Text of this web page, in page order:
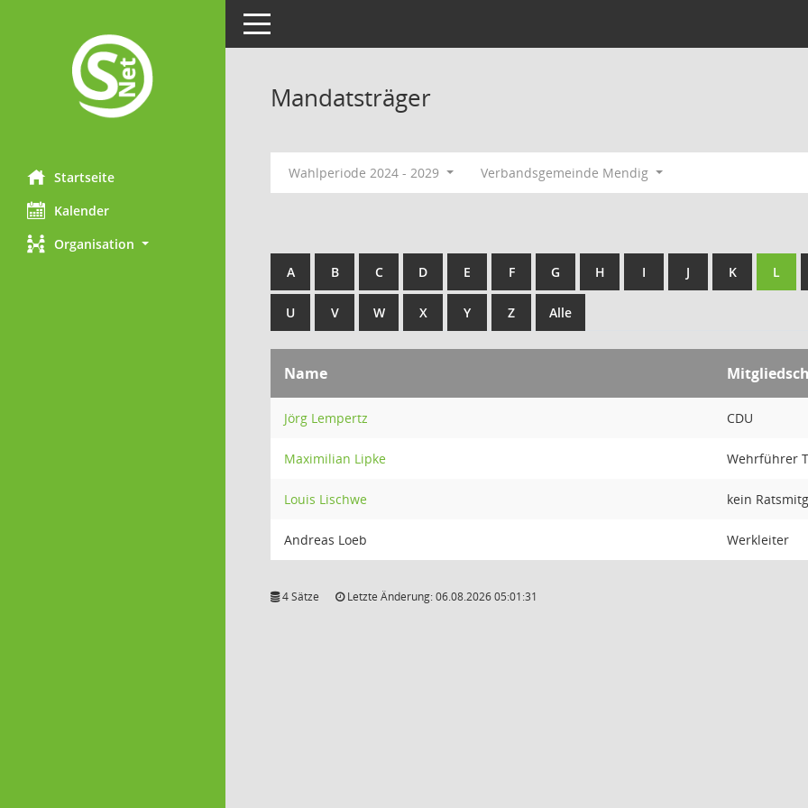
Startseite
Kalender
Organisation
Toggle navigation
Mandatsträger
Wahlperiode 2024 - 2029 Verbandsgemeinde Mendig
A B C D E F G H I J K L
U V W X Y Z Alle
Name
Jörg Lempertz CDU
Maximilian Lipke Wehrführer
Louis Lischwe kein
Andreas Loeb Werkleiter
4 Sätze Letzte Änderung: 06.08.2026 05:01:31